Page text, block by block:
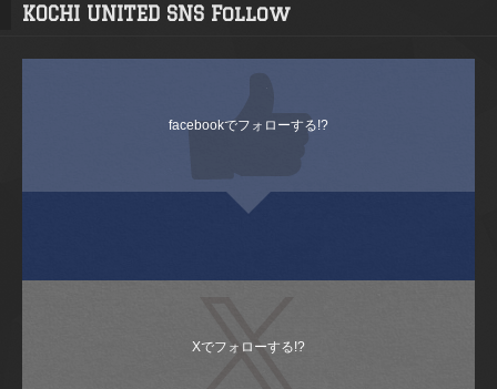
KOCHI UNITED SNS Follow
facebookでフォローする!?
Xでフォローする!?